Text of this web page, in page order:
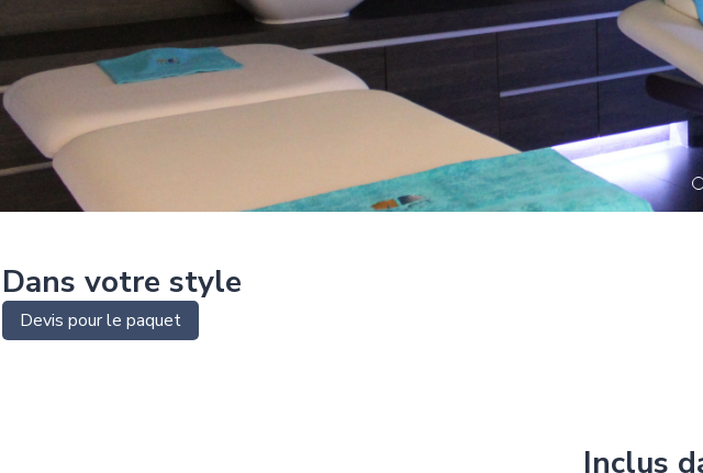
Dans votre style
Devis pour le paquet
Inclus